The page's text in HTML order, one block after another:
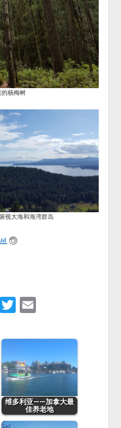
的杨梅树
视大海和海湾群岛
读: 2291
F
T
tt
er
ai
l
维多利亚——加拿大最
佳养老地